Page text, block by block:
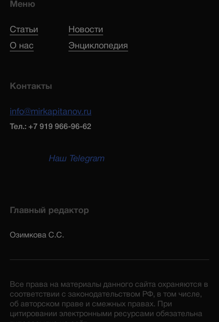
Меню
Статьи
Новости
О нас
Энциклопедия
Контакты
info@mirkapitanov.ru
Тел.: +7 919 966-96-62
Наш Telegram
Главный редактор
Озимкова С.С.
Все права на материалы данного сайта охраняются в
соответствии с законодательством РФ, в том числе,
об авторском праве и смежных правах. При
цитировании электронными ресурсами обязательна